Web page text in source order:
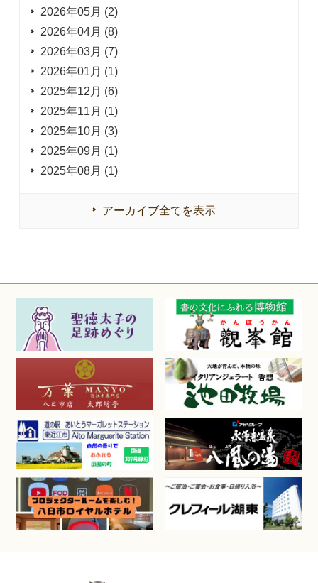
2026年05月 (2)
2026年04月 (8)
2026年03月 (7)
2026年01月 (1)
2025年12月 (6)
2025年11月 (1)
2025年10月 (3)
2025年09月 (1)
2025年08月 (1)
アーカイブ全てを表示